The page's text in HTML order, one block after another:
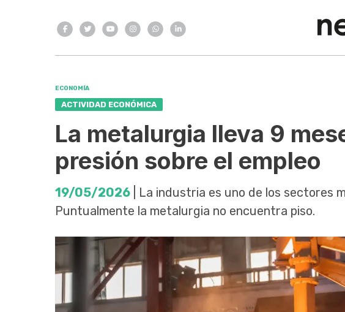
ECONOMÍA
ACTIVIDAD ECONÓMICA
La metalurgia lleva 9
presión sobre el empleo
19/05/2026 | La industria es uno de los sectores
Puntualmente la metalurgia no encuentra piso.